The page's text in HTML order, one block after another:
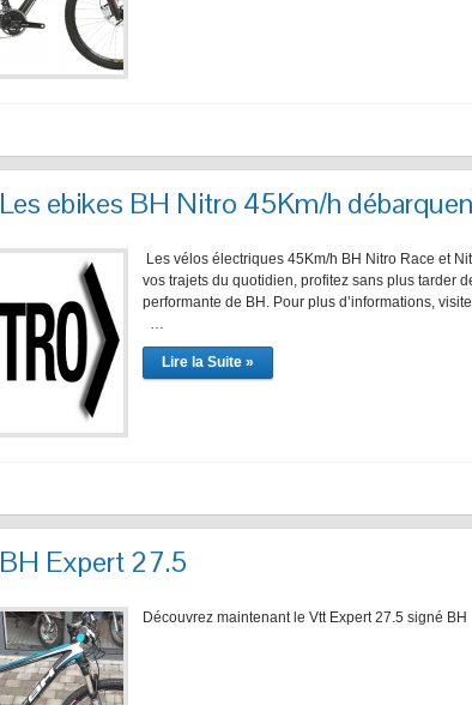
Les ebikes BH Nitro 45Km/h
Les vélos électriques 45Km/h BH Nitro Race et
vos trajets du quotidien, profitez sans plus tarder
performante de BH. Pour plus d’informations,
…
Lire la Suite »
BH Expert 27.5
Découvrez maintenant le Vtt Expert 27.5 signé